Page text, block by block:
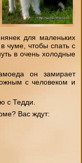
животными на 1.5-
общение с
барашками,
и в двуколке.
10:00 до 21:00
юго-западе СПб.
.
для маленьких
чуме, чтобы спать с
в очень холодные
он замирает
с человеком и
с Тедди.
Вас ждут: